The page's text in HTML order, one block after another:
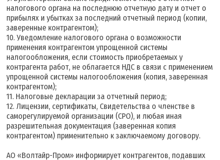
налогового органа на последнюю отчетную дату и отчет о
прибылях и убытках за последний отчетный период (копии,
заверенные контрагентом);
10. Уведомление налогового органа о возможности
применения контрагентом упрощенной системы
налогообложения, если стоимость приобретаемых у
контрагента работ, не облагается НДС в связи с применением
упрощенной системы налогообложения (копия, заверенная
контрагентом);
11. Налоговые декларации за отчетный период;
12. Лицензии, сертификаты, Свидетельства о членстве в
саморегулируемой организации (СРО), и любая иная
разрешительная документация (заверенная копия
контрагентом) применительно к заключаемому договору.
АО «Волтайр-Пром» информирует контрагентов, подавших